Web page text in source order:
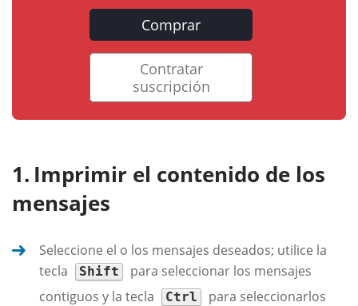
Comprar
Contratar
suscripción
Imprimir el contenido de los
mensajes
Seleccione el o los mensajes deseados; utilice la
tecla
Shift
para seleccionar los mensajes
contiguos y la tecla
Ctrl
para seleccionarlos